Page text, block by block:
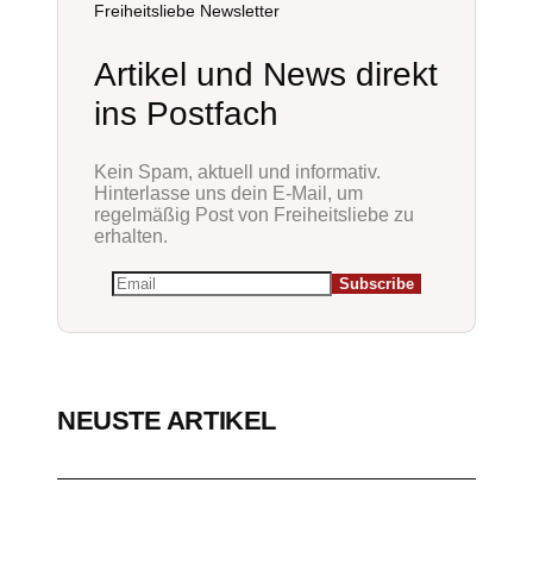
Freiheitsliebe Newsletter
Artikel und News direkt
ins Postfach
Kein Spam, aktuell und informativ.
Hinterlasse uns dein E-Mail, um
regelmäßig Post von Freiheitsliebe zu
erhalten.
NEUSTE ARTIKEL